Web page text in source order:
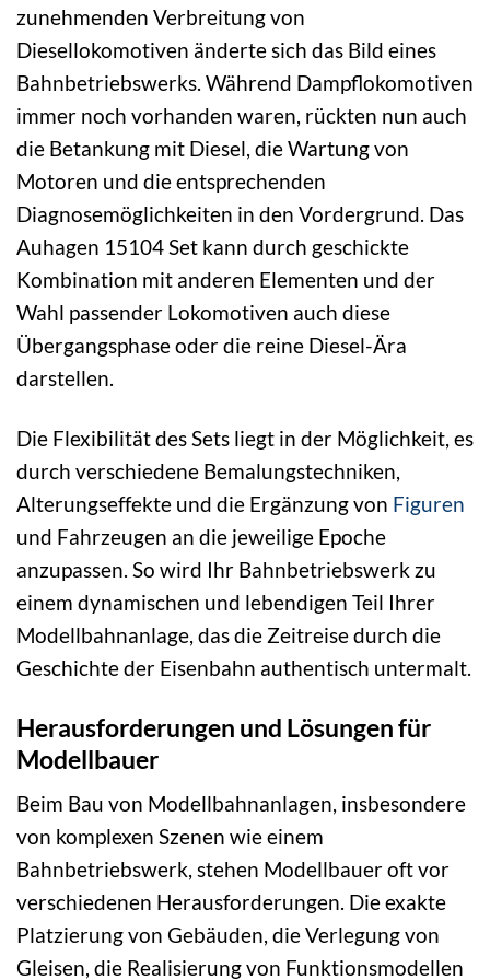
zunehmenden Verbreitung von
Diesellokomotiven änderte sich das Bild eines
Bahnbetriebswerks. Während Dampflokomotiven
immer noch vorhanden waren, rückten nun auch
die Betankung mit Diesel, die Wartung von
Motoren und die entsprechenden
Diagnosemöglichkeiten in den Vordergrund. Das
Auhagen 15104 Set kann durch geschickte
Kombination mit anderen Elementen und der
Wahl passender Lokomotiven auch diese
Übergangsphase oder die reine Diesel-Ära
darstellen.
Die Flexibilität des Sets liegt in der Möglichkeit, es
durch verschiedene Bemalungstechniken,
Alterungseffekte und die Ergänzung von Figuren
und Fahrzeugen an die jeweilige Epoche
anzupassen. So wird Ihr Bahnbetriebswerk zu
einem dynamischen und lebendigen Teil Ihrer
Modellbahnanlage, das die Zeitreise durch die
Geschichte der Eisenbahn authentisch untermalt.
Herausforderungen und Lösungen für
Modellbauer
Beim Bau von Modellbahnanlagen, insbesondere
von komplexen Szenen wie einem
Bahnbetriebswerk, stehen Modellbauer oft vor
verschiedenen Herausforderungen. Die exakte
Platzierung von Gebäuden, die Verlegung von
Gleisen, die Realisierung von Funktionsmodellen